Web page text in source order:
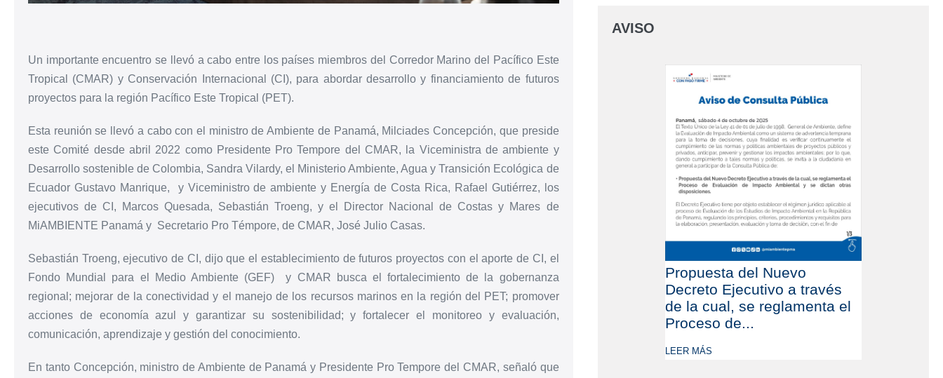
Un importante encuentro se llevó a cabo entre los países miembros del Corredor Marino del Pacífico Este
Tropical (CMAR) y Conservación Internacional (CI), para abordar desarrollo y financiamiento de futuros
proyectos para la región Pacífico Este Tropical (PET).
Esta reunión se llevó a cabo con el ministro de Ambiente de Panamá, Milciades Concepción, que preside
este Comité desde abril 2022 como Presidente Pro Tempore del CMAR, la Viceministra de ambiente y
Desarrollo sostenible de Colombia, Sandra Vilardy, el Ministerio Ambiente, Agua y Transición Ecológica de
Ecuador Gustavo Manrique,
y Viceministro de ambiente y Energía de Costa Rica, Rafael Gutiérrez, los
ejecutivos de CI, Marcos Quesada, Sebastián Troeng, y el Director Nacional de Costas y Mares de
MiAMBIENTE Panamá y Secretario Pro Témpore, de CMAR, José Julio Casas.
Sebastián Troeng, ejecutivo de CI, dijo que el establecimiento de futuros proyectos con el aporte de CI, el
Fondo Mundial para el Medio Ambiente (GEF)
y CMAR busca el fortalecimiento de la gobernanza
regional; mejorar de la conectividad y el manejo de los recursos marinos en la región del PET; promover
acciones de economía azul y garantizar su sostenibilidad; y fortalecer el monitoreo y evaluación,
comunicación, aprendizaje y gestión del conocimiento.
En tanto Concepción, ministro de Ambiente de Panamá y Presidente Pro Tempore del CMAR, señaló que
AVISO
Propuesta del Nuevo
Decreto Ejecutivo a través
de la cual, se reglamenta el
Proceso de...
LEER MÁS